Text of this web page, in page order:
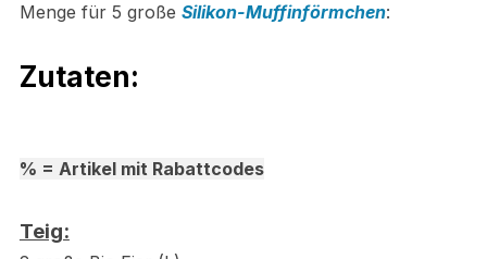
Menge für 5 große Silikon-Muffinförmchen:
Zutaten:
% = Artikel mit Rabattcodes
Teig: